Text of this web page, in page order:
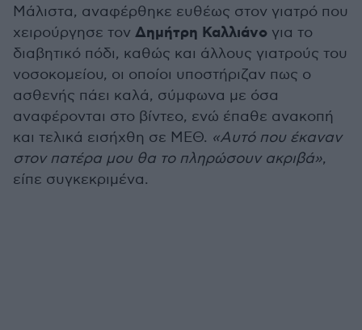
Μάλιστα, αναφέρθηκε ευθέως στον γιατρό που
χειρούργησε τον Δημήτρη Καλλιάνο για το
διαβητικό πόδι, καθώς και άλλους γιατρούς του
νοσοκομείου, οι οποίοι υποστήριζαν πως ο
ασθενής πάει καλά, σύμφωνα με όσα
αναφέρονται στο βίντεο, ενώ έπαθε ανακοπή
και τελικά εισήχθη σε ΜΕΘ. «Αυτό που έκαναν
στον πατέρα μου θα το πληρώσουν ακριβά»,
είπε συγκεκριμένα.